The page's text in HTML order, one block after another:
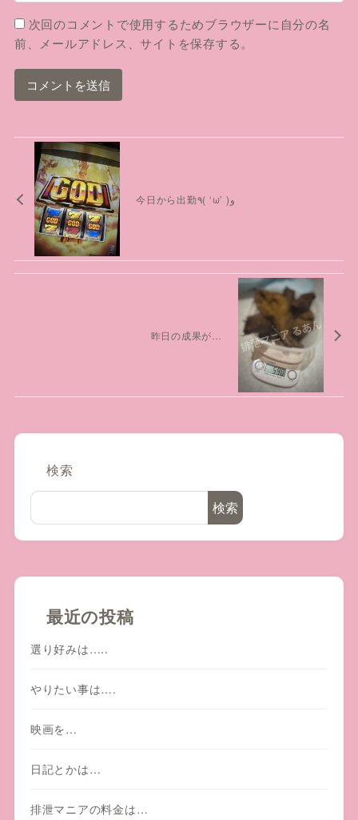
次回のコメントで使用するためブラウザーに自分の名
前、メールアドレス、サイトを保存する。
今日から出勤٩( ‘ω’ )و
昨日の成果が…
検索
検索
最近の投稿
選り好みは…..
やりたい事は….
映画を…
日記とかは…
排泄マニアの料金は…